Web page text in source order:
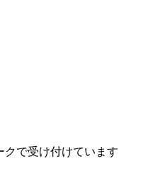
クで受け付けています